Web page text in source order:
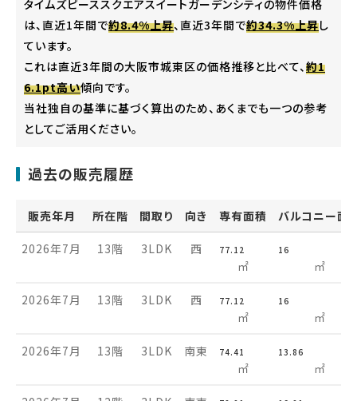
タイムズピーススクエアスイートガーデンシティの物件価格
は、直近1年間で約8.4%上昇、直近3年間で約34.3%上昇し
ています。
これは直近3年間の大阪市城東区の価格推移と比べて、 約1
6.1pt高い傾向です。
当社独自の基準に基づく算出のため、あくまでも一つの参考
としてご活用ください。
過去の販売履歴
販売年月 所在階 間取り 向き 専有面積 バルコニー面
2026年7月 13階 3LDK 西 77.12
㎡
16
㎡
2026年7月 13階 3LDK 西 77.12
㎡
16
㎡
2026年7月 13階 3LDK 南東 74.41
㎡
13.86
㎡